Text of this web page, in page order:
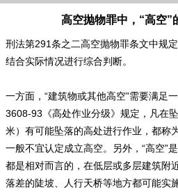
高空抛物罪中，“高空”
刑法第291条之二高空抛物罪条文中规
结合实际情况进行综合判断。
一方面，“建筑物或其他高空”需要满足
3608-93《高处作业分级》规定，凡在
米）有可能坠落的高处进行作业，都称
一般不宜认定成立高空。另外，“高空”
都是相对而言的，在低层或多层建筑附
落差的陡坡、人行天桥等地方都可能实